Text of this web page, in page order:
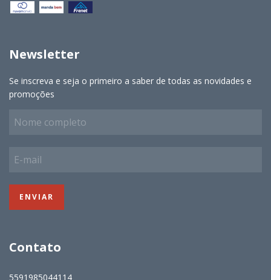
Newsletter
Se inscreva e seja o primeiro a saber de todas as novidades e
promoções
Contato
5591985044114